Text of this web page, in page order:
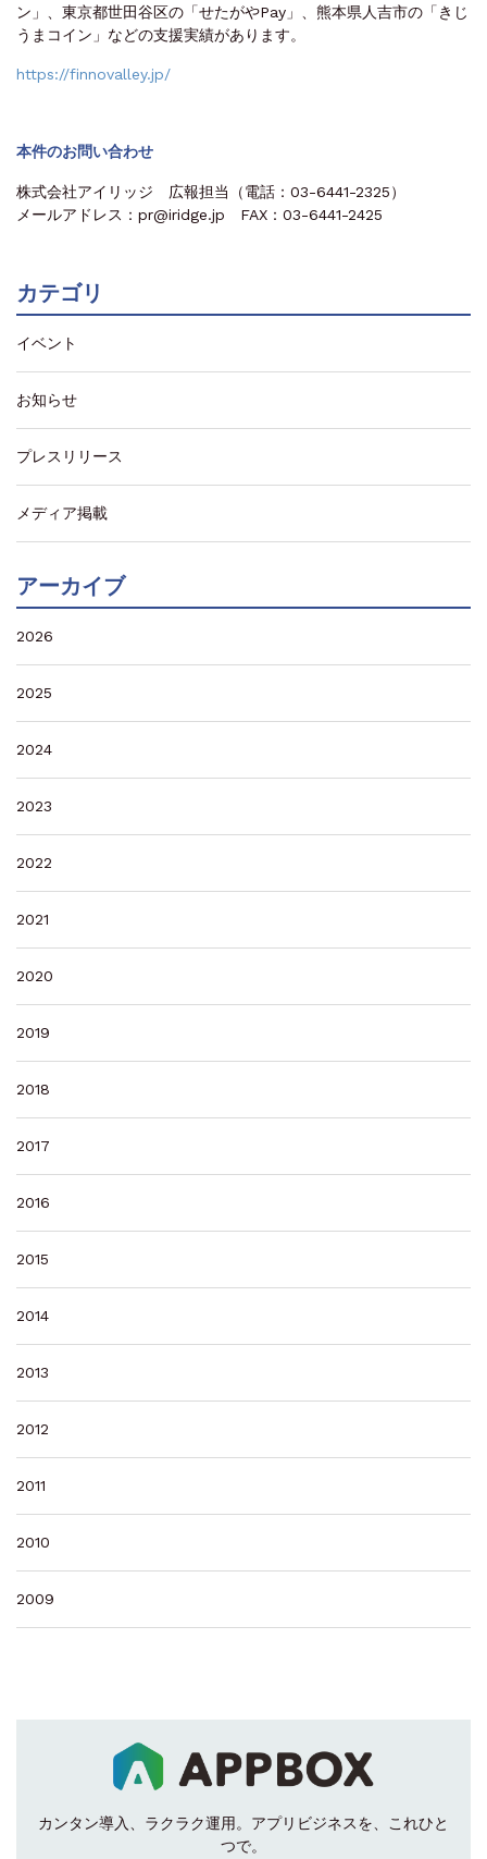
ン」、東京都世田谷区の「せたがやPay」、熊本県人吉市の「きじ
うまコイン」などの支援実績があります。
https://finnovalley.jp/
本件のお問い合わせ
株式会社アイリッジ 広報担当（電話：03-6441-2325）
メールアドレス：pr@iridge.jp FAX：03-6441-2425
カテゴリ
イベント
お知らせ
プレスリリース
メディア掲載
アーカイブ
2026
2025
2024
2023
2022
2021
2020
2019
2018
2017
2016
2015
2014
2013
2012
2011
2010
2009
カンタン導入、ラクラク運用。 アプリビジネスを、これひと
つで。